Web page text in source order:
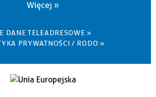
Więcej »
DANE TELEADRESOWE »
PRYWATNOŚCI / RODO »